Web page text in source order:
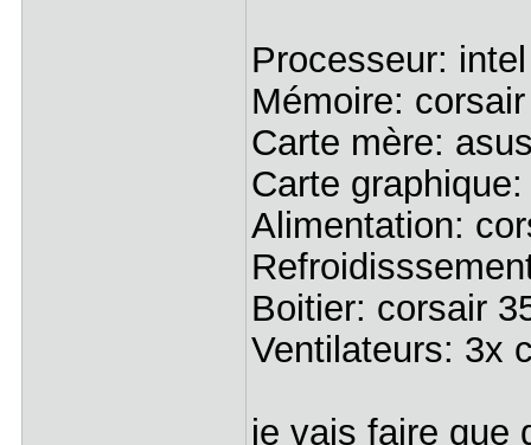
Processeur:
Mémoire:
Carte mère:
Carte
Alimentation:
Boitier: corsair
Ventilateurs: 3x
je vais faire que